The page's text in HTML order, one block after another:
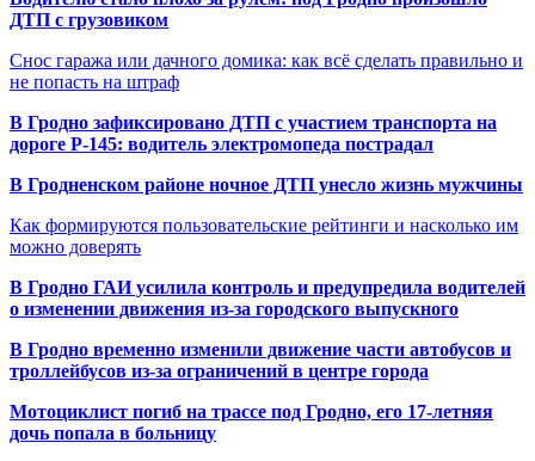
ДТП с грузовиком
Снос гаража или дачного домика: как всё сделать правильно и
не попасть на штраф
В Гродно зафиксировано ДТП с участием транспорта на
дороге Р-145: водитель электромопеда пострадал
В Гродненском районе ночное ДТП унесло жизнь мужчины
Как формируются пользовательские рейтинги и насколько им
можно доверять
В Гродно ГАИ усилила контроль и предупредила водителей
о изменении движения из-за городского выпускного
В Гродно временно изменили движение части автобусов и
троллейбусов из-за ограничений в центре города
Мотоциклист погиб на трассе под Гродно, его 17-летняя
дочь попала в больницу